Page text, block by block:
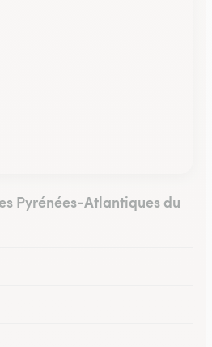
Pyrénées-Atlantiques du